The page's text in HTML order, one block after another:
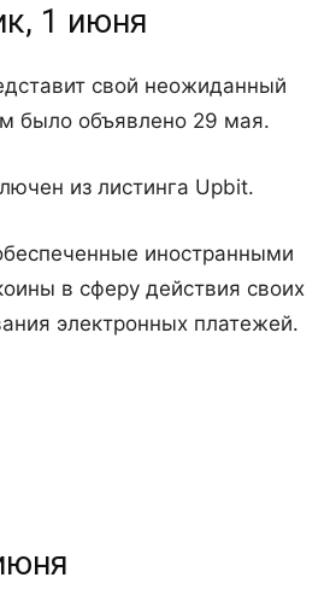
1 июня
свой неожиданный
было объявлено 29 мая.
из листинга Upbit.
иностранными
в сферу действия своих
электронных платежей.